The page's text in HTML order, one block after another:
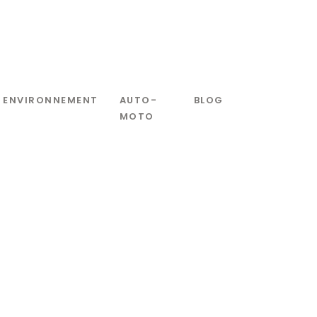
ENVIRONNEMENT
AUTO-
MOTO
BLOG